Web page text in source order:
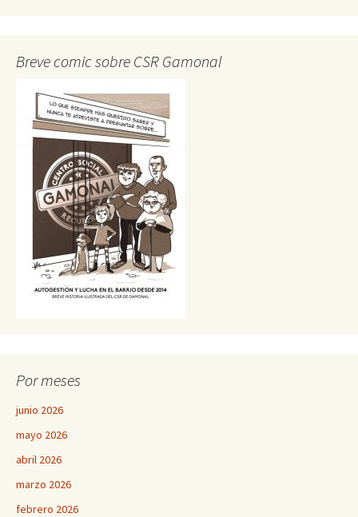
Breve comic sobre CSR Gamonal
Por meses
junio 2026
mayo 2026
abril 2026
marzo 2026
febrero 2026